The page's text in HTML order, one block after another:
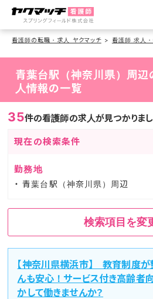
看護師の転職・求人 ヤクマッチ 看護師 求人
青葉台駅（神奈川県）周
人情報の一覧
35件の看護師の求人が見つかりま
現在の検索条件
勤務地
青葉台駅（神奈川県）周辺
検索項目を変
【神奈川県横浜市】 教育制度が
んも安心！サービス付き高齢者
かして働きませんか？